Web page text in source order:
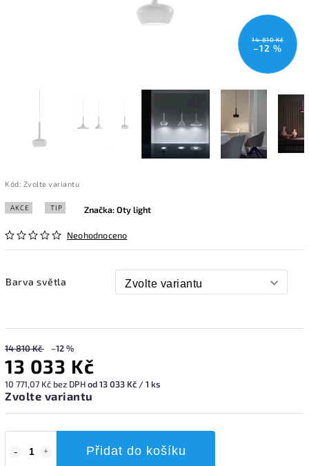
14 810 Kč
–12 %
Kód: Zvolte variantu
AKCE TIP
Neohodnoceno
Značka:Oty light
Barva světla
14 810 Kč –12 %
13 033 Kč
10 771,07 Kč bez DPHod 13 033 Kč / 1 ks
Zvolte variantu
Přidat do košíku